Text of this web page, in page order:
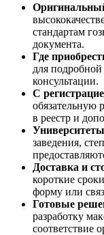
стандартам
документа.
Где
для
консультации.
С
обязательную
в реестр и
заведения,
Доставка и
короткие
форму или
Готовые
разработку
соответствие